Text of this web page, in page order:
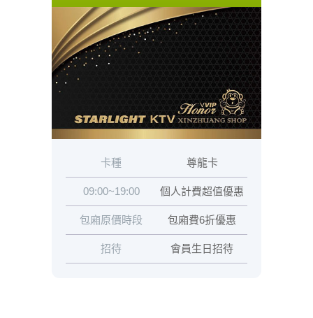
卡種 尊龍卡
09:00~19:00 個人計費超值優惠
包廂原價時段 包廂費6折優惠
招待 會員生日招待